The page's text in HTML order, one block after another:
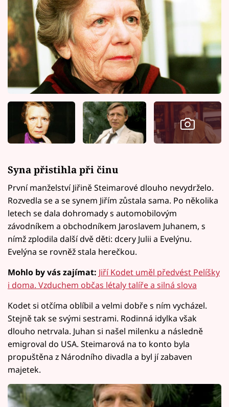
Syna přistihla při činu
První manželství Jiřině Steimarové dlouho nevydrželo.
Rozvedla se a se synem Jiřím zůstala sama. Po několika
letech se dala dohromady s automobilovým
závodníkem a obchodníkem Jaroslavem Juhanem, s
nímž zplodila další dvě děti: dcery Julii a Evelýnu.
Evelýna se rovněž stala herečkou.
Mohlo by vás zajímat: Jiří Kodet uměl předvést Pelíšky
i doma. Vzduchem občas létaly talíře a silná slova
Kodet si otčíma oblíbil a velmi dobře s ním vycházel.
Stejně tak se svými sestrami. Rodinná idylka však
dlouho netrvala. Juhan si našel milenku a následně
emigroval do USA. Steimarová na to konto byla
propuštěna z Národního divadla a byl jí zabaven
majetek.